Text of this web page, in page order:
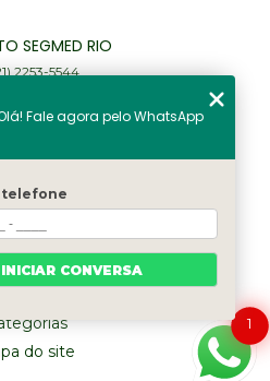
SEGMED RIO
2253-5544
97905-3352
Home
Serviços
do site
1
Fale agora pelo WhatsApp
telefone
INICIAR CONVERSA